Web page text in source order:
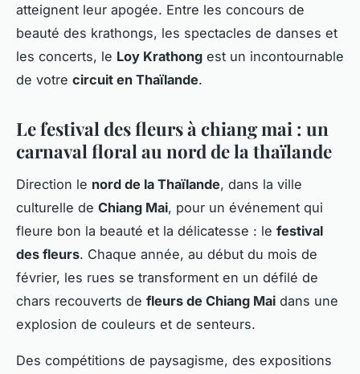
atteignent leur apogée. Entre les concours de
beauté des krathongs, les spectacles de danses et
les concerts, le Loy Krathong est un incontournable
de votre circuit en Thaïlande.
Le festival des fleurs à chiang mai : un
carnaval floral au nord de la thaïlande
Direction le nord de la Thaïlande, dans la ville
culturelle de Chiang Mai, pour un événement qui
fleure bon la beauté et la délicatesse : le festival
des fleurs. Chaque année, au début du mois de
février, les rues se transforment en un défilé de
chars recouverts de fleurs de Chiang Mai dans une
explosion de couleurs et de senteurs.
Des compétitions de paysagisme, des expositions